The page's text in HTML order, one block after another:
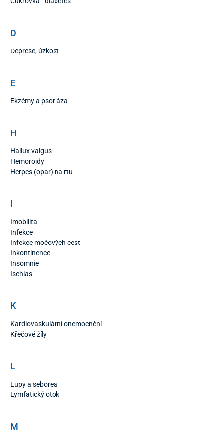
D
Deprese, úzkost
E
Ekzémy a psoriáza
H
Hallux valgus
Hemoroidy
Herpes (opar) na rtu
I
Imobilita
Infekce
Infekce močových cest
Inkontinence
Insomnie
Ischias
K
Kardiovaskulární onemocnění
Křečové žíly
L
Lupy a seborea
Lymfatický otok
M